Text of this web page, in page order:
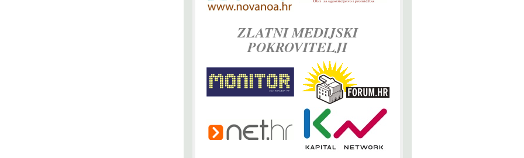
ZLATNI MEDIJSKI
POKROVITELJI